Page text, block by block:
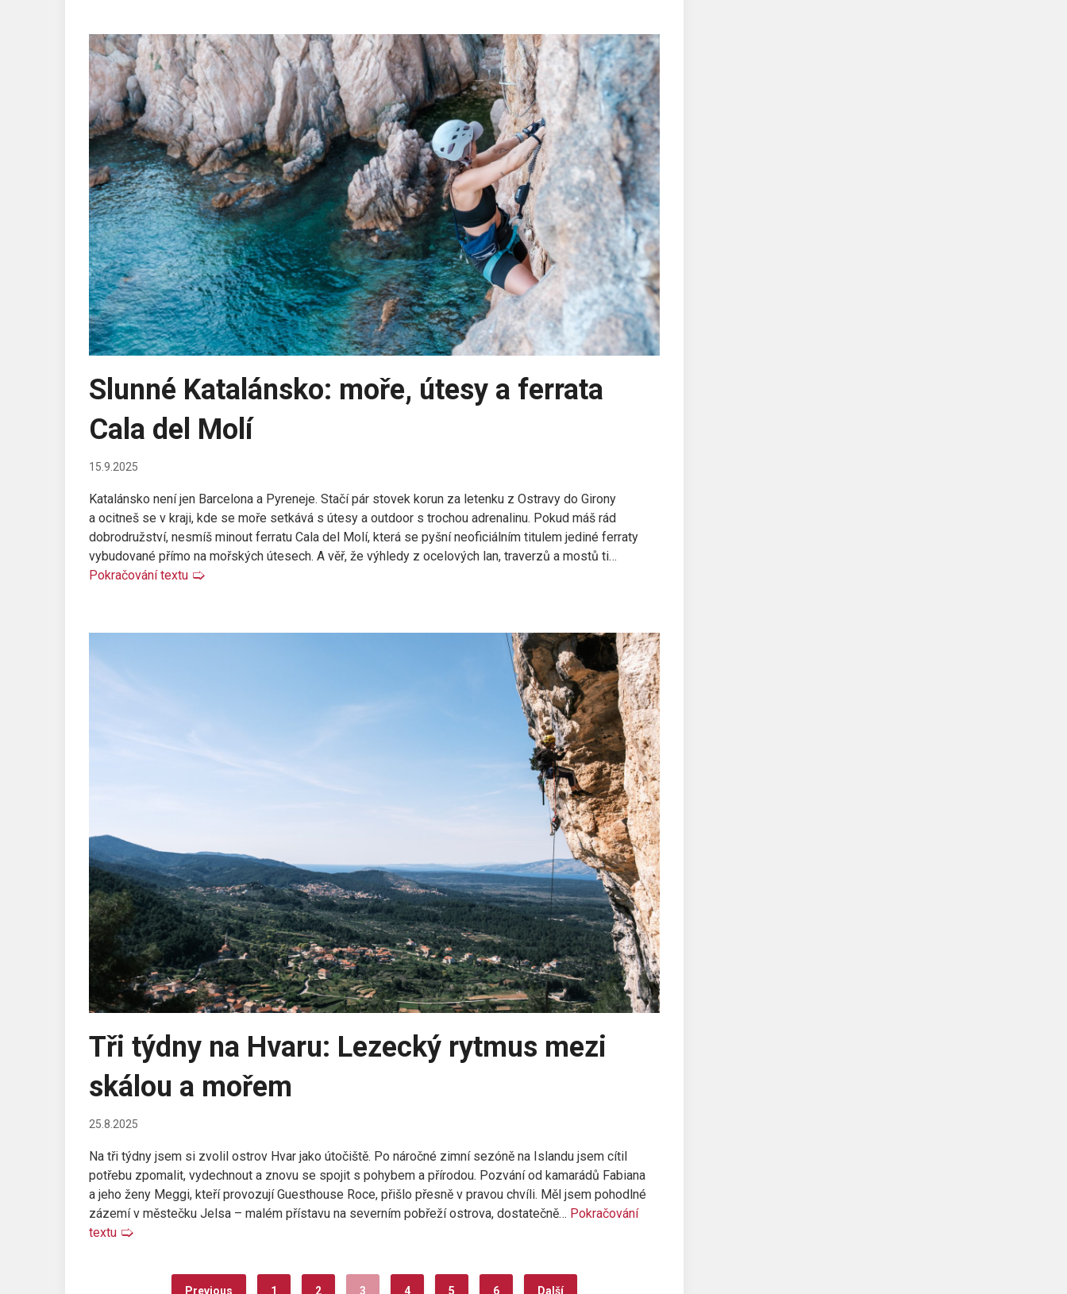
Slunné Katalánsko: moře, útesy a ferrata
Cala del Molí
15.9.2025
Katalánsko není jen Barcelona a Pyreneje. Stačí pár stovek korun za letenku z Ostravy do Girony
a ocitneš se v kraji, kde se moře setkává s útesy a outdoor s trochou adrenalinu. Pokud máš rád
dobrodružství, nesmíš minout ferratu Cala del Molí, která se pyšní neoficiálním titulem jediné ferraty
vybudované přímo na mořských útesech. A věř, že výhledy z ocelových lan, traverzů a mostů ti…
Pokračování textu 🢡
Tři týdny na Hvaru: Lezecký rytmus mezi
skálou a mořem
25.8.2025
Na tři týdny jsem si zvolil ostrov Hvar jako útočiště. Po náročné zimní sezóně na Islandu jsem cítil
potřebu zpomalit, vydechnout a znovu se spojit s pohybem a přírodou. Pozvání od kamarádů Fabiana
a jeho ženy Meggi, kteří provozují Guesthouse Roce, přišlo přesně v pravou chvíli. Měl jsem pohodlné
zázemí v městečku Jelsa – malém přístavu na severním pobřeží ostrova, dostatečně… Pokračování
textu 🢡
Previous 1 2 3 4 5 6 Další